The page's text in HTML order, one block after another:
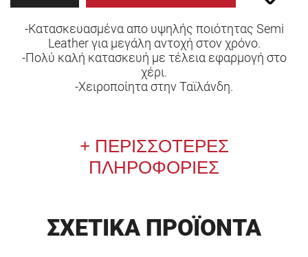
-Κατασκευασμένα απο υψηλής ποιότητας Semi
Leather για μεγάλη αντοχή στον χρόνο.
-Πολύ καλή κατασκευή με τέλεια εφαρμογή στο
χέρι.
-Χειροποίητα στην Ταϊλάνδη.
ΠΛΗΡΟΦΟΡΙΕΣ
ΣΧΕΤΙΚΑ ΠΡΟΪΟΝΤΑ